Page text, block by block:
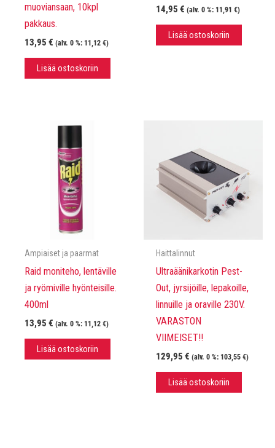
muoviansaan, 10kpl
pakkaus.
13,95 € (alv. 0 %: 11,12 €)
Lisää ostoskoriin
14,95 € (alv. 0 %: 11,91 €)
Lisää ostoskoriin
Ampiaiset ja paarmat
Raid moniteho, lentäville
ja ryömiville hyönteisille.
400ml
13,95 € (alv. 0 %: 11,12 €)
Lisää ostoskoriin
Haittalinnut
Ultraäänikarkotin Pest-
Out, jyrsijöille, lepakoille,
linnuille ja oraville 230V.
VARASTON
VIIMEISET!!
129,95 € (alv. 0 %: 103,55 €)
Lisää ostoskoriin